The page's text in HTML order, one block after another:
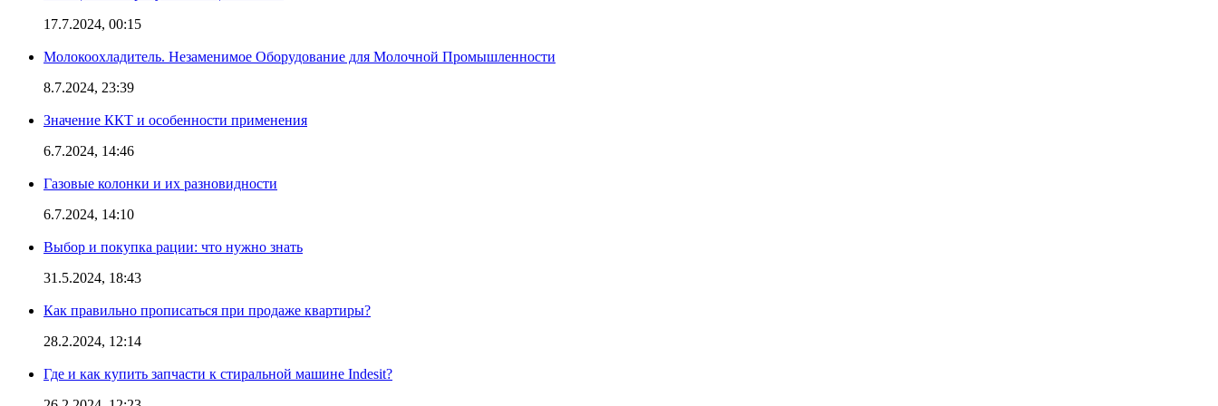
17.7.2024, 00:15
Молокоохладитель. Незаменимое Оборудование для Молочной Промышленности
8.7.2024, 23:39
Значение ККТ и особенности применения
6.7.2024, 14:46
Газовые колонки и их разновидности
6.7.2024, 14:10
Выбор и покупка рации: что нужно знать
31.5.2024, 18:43
Как правильно прописаться при продаже квартиры?
28.2.2024, 12:14
Где и как купить запчасти к стиральной машине Indesit?